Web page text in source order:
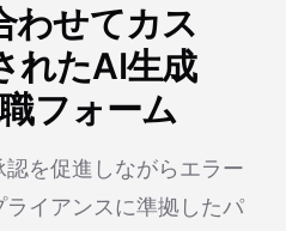
わせてカス
れたAI生成
フォーム
を促進しながらエラー
イアンスに準拠したパ